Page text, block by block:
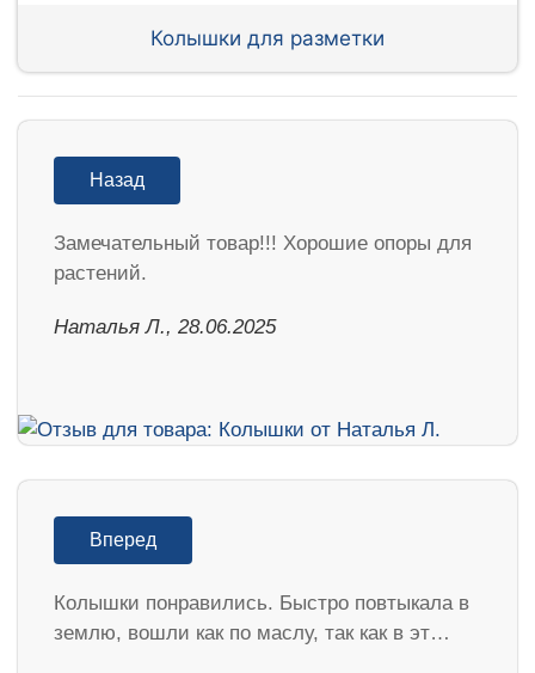
Колышки для разметки
Назад
Замечательный товар!!! Хорошие опоры для
растений.
Наталья Л., 28.06.2025
Вперед
Колышки понравились. Быстро повтыкала в
землю, вошли как по маслу, так как в эт…